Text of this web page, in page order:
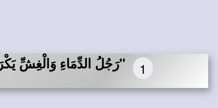
1 "رَجُلُ الدِّمَاءِ وَالْغِشِّ